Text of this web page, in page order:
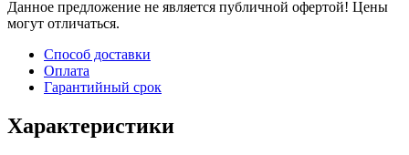
Данное предложение не является публичной офертой! Цены
могут отличаться.
Способ доставки
Оплата
Гарантийный срок
Характеристики